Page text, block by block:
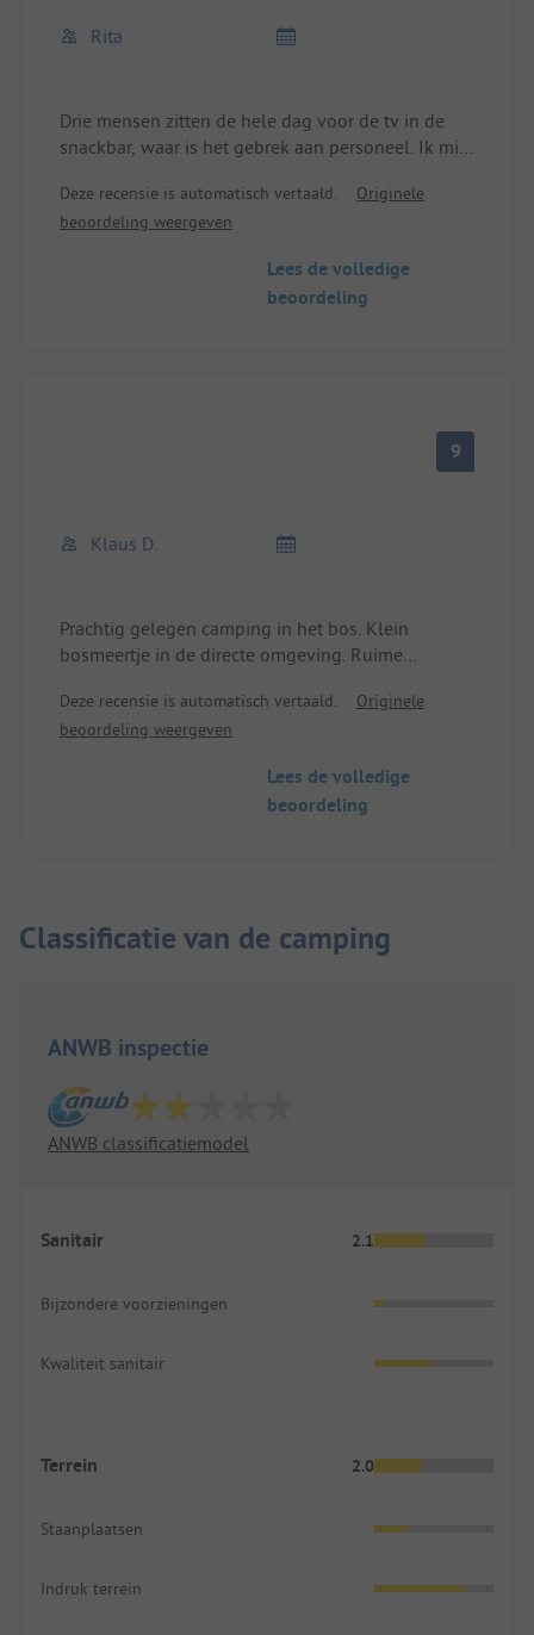
Rita
Drie mensen zitten de hele dag voor de tv in de
snackbar, waar is het gebrek aan personeel. Ik mis
ouderwets en zelfs het kantoor is niet bezet als er
niemand is, je moet achteraf bellen, wat erg
Deze recensie is automatisch vertaald.
Originele
beoordeling weergeven
Lees de volledige
beoordeling
9
Klaus D.
Prachtig gelegen camping in het bos. Klein
bosmeertje in de directe omgeving. Ruime
hebben een geweldige en ontspannen tijd gehad
en komen graag nog een keer.
Deze recensie is automatisch vertaald.
Originele
beoordeling weergeven
Lees de volledige
beoordeling
Classificatie van de camping
ANWB inspectie
ANWB classificatiemodel
Sanitair 2.1
Bijzondere voorzieningen
Kwaliteit sanitair
Terrein 2.0
Staanplaatsen
Indruk terrein